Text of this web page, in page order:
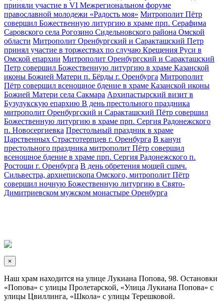
приняли участие в VI Межрегиональном форуме
православной молодежи «Радость моя» Митрополит Пётр
совершил Божественную литургию в храме прп. Серафима
Саровского села Рогозино Сидельновского района Омской
области Митрополит Оренбургский и Саракташский Петр
принял участие в торжествах по случаю Крещения Руси в
Омской епархии Митрополит Оренбургский и Саракташский
Петр совершил Божественную литургию в храме Казанской
иконы Божией Матери п. Бёрды г. Оренбурга Митрополит
Пётр совершил всенощное бдение в храме Казанской иконы
Божией Матери села Сакмара Архипастырский визит в
Бузулукскую епархию В день престольного праздника
митрополит Оренбургский и Саракташский Пётр совершил
Божественную литургию в храме прп. Сергия Радонежского
п. Новосергиевка Престольный праздник в храме
Царственных Страстотерпцев г. Оренбурга В канун
престольного праздника митрополит Пётр совершил
всенощное бдение в храме прп. Сергия Радонежского п.
Ростоши г. Оренбурга В день обретения мощей сщмч.
Сильвестра, архиепископа Омского, митрополит Пётр
совершил ночную Божественную литургию в Свято-
Димитриевском мужском монастыре Оренбурга
×
Наш храм находится на улице Лукиана Попова, 98. Остановки
«Попова» с улицы Пролетарской, «Улица Лукиана Попова» с
улицы Цвиллинга, «Школа» с улицы Терешковой.